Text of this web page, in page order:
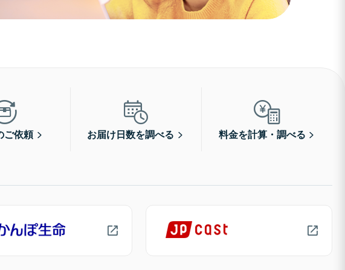
ご依頼 お届け日数を調べる 料金を計算・調べる